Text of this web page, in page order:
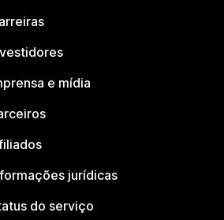
e mídia
jurídicas
do serviço